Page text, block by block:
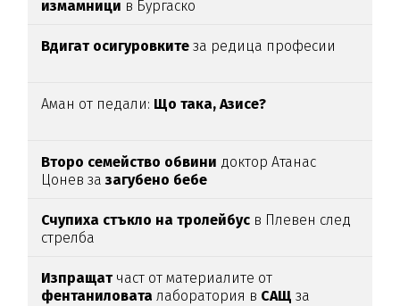
измамници в Бургаско
Вдигат осигуровките за редица професии
Аман от педали: Що така, Азисе?
Второ семейство обвини доктор Атанас
Цонев зазагубено бебе
Счупиха стъкло на тролейбус в Плевен след
стрелба
Изпращатчаст от материалите от
фентаниловата лаборатория в САЩ за